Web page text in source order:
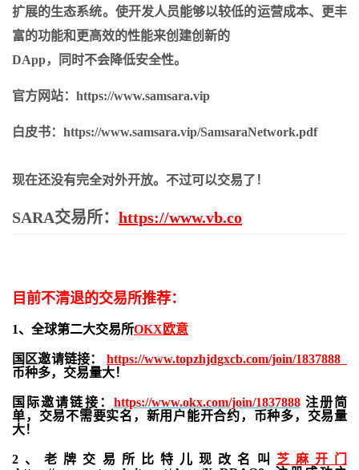
扩展的生态系统。使开发人员能够以较低的运营成本、更丰
富的功能和更高效的性能来创建创新的
DApp，同时不会降低安全性。
官方网站：https://www.samsara.vip
白皮书：https://www.samsara.vip/SamsaraNetwork.pdf
现在还没有完全对外开放。不过可以交易了！
SARA交易所： https://www.vb.co
目前不清退的交易所推荐：
1、全球第二大交易所OKX欧意
国区邀请链接： https://www.topzhjdgxcb.com/join/1837888
币种多，交易量大！
国际邀请链接： https://www.okx.com/join/1837888注册简
单，交易不需要实名，新用户能开合约， 币种多，交易量
大！
2、老牌交易所比特儿现改名叫 芝麻开门